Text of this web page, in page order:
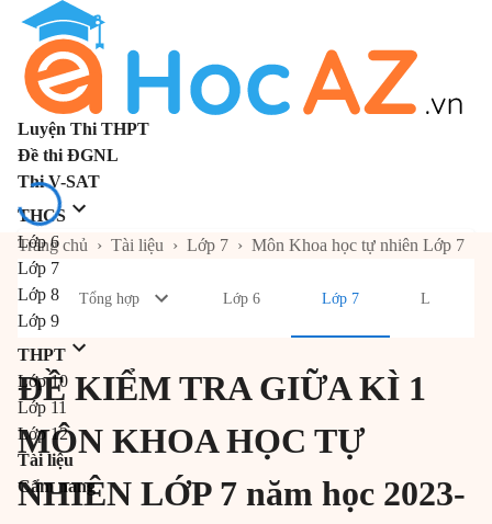
Luyện Thi THPT
Đề thi ĐGNL
Thi V-SAT
THCS
Lớp 6
Lớp 7
Lớp 8
Lớp 9
THPT
Lớp 10
Lớp 11
Lớp 12
Tài liệu
Cẩm nang
Trang chủ › Tài liệu › Lớp 7 › Môn Khoa học tự nhiên Lớp 7
Tổng hợp Lớp 6 Lớp 7 Lớp 8
ĐỀ KIỂM TRA GIỮA KÌ 1
MÔN KHOA HỌC TỰ
NHIÊN LỚP 7 năm học 2023-